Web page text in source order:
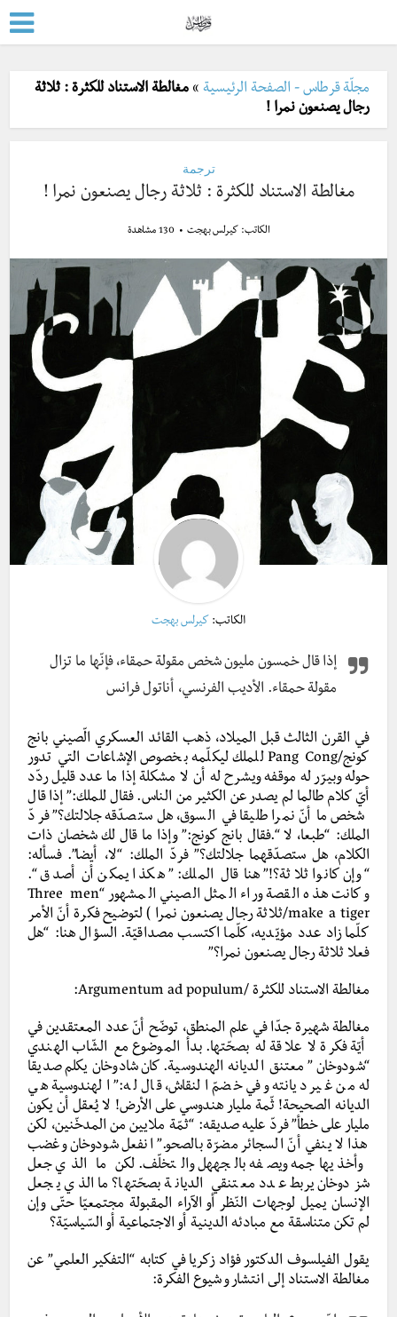
مجلّة قرطاس - الصفحة الرئيسية »مغالطة الاستناد للكثرة : ثلاثة
رجال يصنعون نمرا !
ترجمة
مغالطة الاستناد للكثرة : ثلاثة رجال يصنعون نمرا !
الكاتب: كيرلس بهجت 130 مشاهدة
الكاتب: كيرلس بهجت
إذا قال خمسون مليون شخص مقولة حمقاء، فإنّها ما تزال
مقولة حمقاء. الأديب الفرنسي، أناتول فرانس
في القرن الثالث قبل الميلاد، ذهب القائد العسكري الّصيني بانج
كونج/Pang Cong للملك ليكلّمه بخصوص الإشاعات التي تدور
حوله وبيرّر له موقفه ويشرح له أن لا مشكلة إذا ما عدد قليل ردّد
أيّ كلام طالما لم يصدر عن الكثير من الناس. فقال للملك:” إذا قال
شخص ما أنّ نمرا طليقا في السوق، هل ستصدّقه جلالتك؟” فردّ
الملك: “طبعا، لا “.فقال بانج كونج:” وإذا ما قال لك شخصان ذات
الكلام، هل ستصدّقهما جلالتك؟” فردّ الملك: “لا، أيضا”. فسأله:
“وإن كانوا ثلاثة؟!” هنا قال الملك: ” هكذا يمكن أن أصدق “.
وكانت هذه القصة وراء المثل الصيني المشهور “Three men
make a tiger/ثلاثة رجال يصنعون نمرا ) لتوضيح فكرة أنّ الأمر
كلّما زاد عدد مؤيّديه، كلّما اكتسب مصداقيّة. السؤال هنا: “هل
فعلا ثلاثة رجال يصنعون نمرا؟”
مغالطة الاستناد للكثرة /Argumentum ad populum:
مغالطة شهيرة جدّا في علم المنطق، توضّح أنّ عدد المعتقدين في
أيّة فكرة لا علاقة له بصحّتها. بدأ الموضوع مع الشّاب الهندي
“شودوخان ” معتنق الديانه الهندوسية. كان شادوخان يكلم صديقا
له من غير ديانته وفي خضمّ النقاش، قال له:” الهندوسية هي
الديانه الصحيحة! ثّمة مليار هندوسي على الأرض! لا يُعقل أن يكون
مليار على خطأ” فردّ عليه صديقه: “ثمّة ملايين من المدخّنين، لكن
هذا لا ينفي أنّ السجائر مضرّة بالصحو.” انفعل شودوخان وغضب
وأخذ يهاجمه ويصفه بالجههل والتخلّف. لكن ما الذي جعل
شزدوخان يربط عدد معتنقي الديانة بصحّتها؟ ما الذي يجعل
الإنسان يميل لوجهات النّظر أو الآراء المقبولة مجتمعيّا حتّى وإن
لم تكن متناسقة مع مبادئه الدينية أو الاجتماعية أو السّياسيّة؟
يقول الفيلسوف الدكتور فؤاد زكريا في كتابه “التفكير العلمي” عن
مغالطة الاستناد إلى انتشار و شيوع الفكرة: